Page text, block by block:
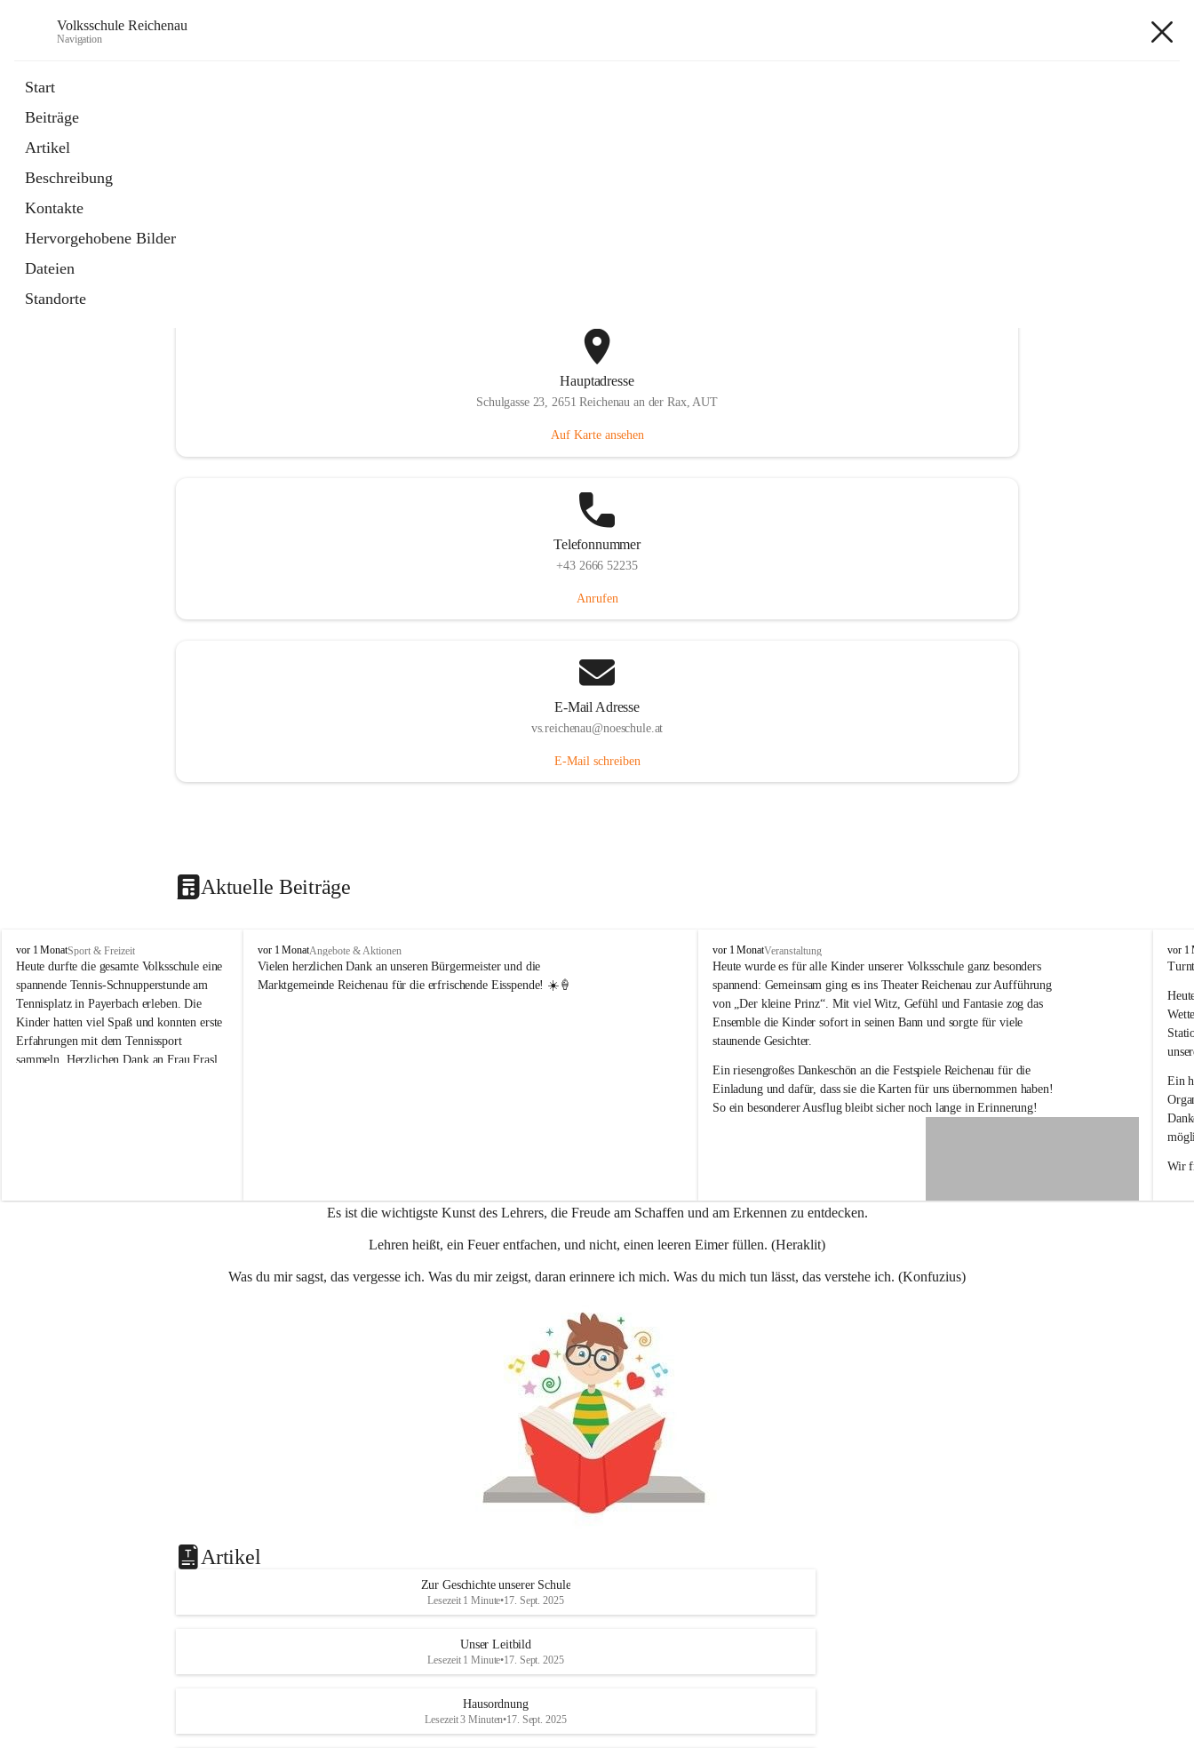
Volksschule Reichenau
Navigation
Start
Beiträge
Artikel
Beschreibung
Kontakte
Hervorgehobene Bilder
Dateien
Standorte
Hauptadresse
Schulgasse 23, 2651 Reichenau an der Rax, AUT
Auf Karte ansehen
Telefonnummer
+43 2666 52235
Anrufen
E-Mail Adresse
vs.reichenau@noeschule.at
E-Mail schreiben
Aktuelle Beiträge
V
o
l
k
s
s
c
h
e
vor 1 MonatSport & Freizeit
Heute durfte die gesamte Volksschule eine
spannende Tennis-Schnupperstunde am
Tennisplatz in Payerbach erleben. Die
Kinder hatten viel Spaß und konnten erste
Erfahrungen mit dem Tennissport
sammeln. Herzlichen Dank an Frau Frasl
V
o
l
e
vor 1 MonatAngebote & Aktionen
Vielen herzlichen Dank an unseren Bürgermeister und die
Marktgemeinde Reichenau für die erfrischende Eisspende! ☀️🍦
V
o
l
k
s
s
c
h
u
l
e
e
n
a
u
vor 1 MonatVeranstaltung
Heute wurde es für alle Kinder unserer Volksschule ganz besonders
spannend: Gemeinsam ging es ins Theater Reichenau zur Aufführung
von „Der kleine Prinz“. Mit viel Witz, Gefühl und Fantasie zog das
Ensemble die Kinder sofort in seinen Bann und sorgte für viele
staunende Gesichter.
Ein riesengroßes Dankeschön an die Festspiele Reichenau für die
Einladung und dafür, dass sie die Karten für uns übernommen haben!
So ein besonderer Ausflug bleibt sicher noch lange in Erinnerung!
V
o
k
s
s
c
u
l
e
R
e
i
c
e
vor 1
Ein
Wir
Es ist die wichtigste Kunst des Lehrers, die Freude am Schaffen und am Erkennen zu entdecken.
Lehren heißt, ein Feuer entfachen, und nicht, einen leeren Eimer füllen. (Heraklit)
Was du mir sagst, das vergesse ich. Was du mir zeigst, daran erinnere ich mich. Was du mich tun lässt, das verstehe ich. (Konfuzius)
Artikel
Zur Geschichte unserer Schule
Lesezeit 1 Minute•17. Sept. 2025
Unser Leitbild
Lesezeit 1 Minute•17. Sept. 2025
Hausordnung
Lesezeit 3 Minuten•17. Sept. 2025